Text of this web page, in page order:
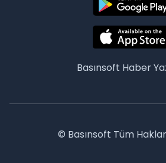
Basınsoft Haber
© Basınsoft Tüm